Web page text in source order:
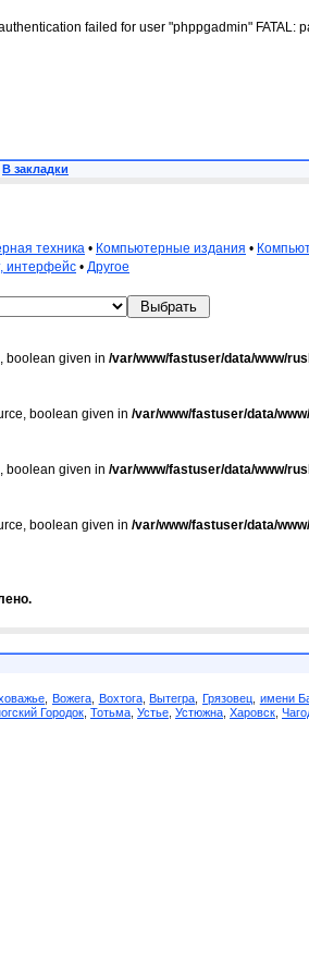
failed for user "phppgadmin"
В закладки
техника • Компьютерные издания •
интерфейс • Другое
boolean given in /var/www/fastuser/data/www/
boolean given in /var/www/fastuser/data/
boolean given in /var/www/fastuser/data/www/
boolean given in /var/www/fastuser/data/
Вожега, Вохтога,Вытегра ,Грязовец имени
Городок Тотьма Устье Устюжна Харовск